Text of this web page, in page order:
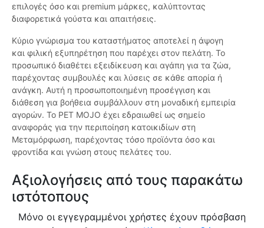
επιλογές όσο και premium μάρκες, καλύπτοντας
διαφορετικά γούστα και απαιτήσεις.
Κύριο γνώρισμα του καταστήματος αποτελεί η άψογη
και φιλική εξυπηρέτηση που παρέχει στον πελάτη. Το
προσωπικό διαθέτει εξειδίκευση και αγάπη για τα ζώα,
παρέχοντας συμβουλές και λύσεις σε κάθε απορία ή
ανάγκη. Αυτή η προσωποποιημένη προσέγγιση και
διάθεση για βοήθεια συμβάλλουν στη μοναδική εμπειρία
αγορών. Το PET MOJO έχει εδραιωθεί ως σημείο
αναφοράς για την περιποίηση κατοικιδίων στη
Μεταμόρφωση, παρέχοντας τόσο προϊόντα όσο και
φροντίδα και γνώση στους πελάτες του.
Αξιολογήσεις από τους παρακάτω
ιστότοπους
Μόνο οι εγγεγραμμένοι χρήστες έχουν πρόσβαση